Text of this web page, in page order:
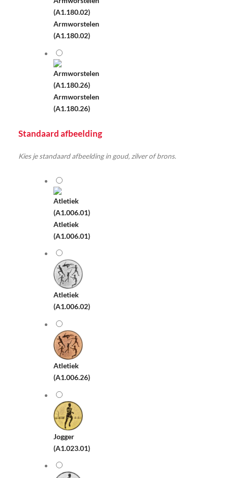
Armworstelen
(A1.180.02)
Armworstelen
(A1.180.26)
Standaard afbeelding
Kies je standaard afbeelding in goud, zilver of brons.
Atletiek
(A1.006.01)
Atletiek
(A1.006.02)
Atletiek
(A1.006.26)
Jogger
(A1.023.01)